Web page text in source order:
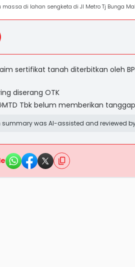
massa di lahan sengketa di Jl Metro Tj Bunga
sertifikat tanah diterbitkan oleh
diserang OTK
Tbk belum memberikan
summary was AI-assisted and reviewed